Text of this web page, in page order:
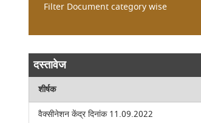
Filter Document category wise
दस्तावेज
शीर्षक
वैक्सीनेशन केंद्र दिनांक 11.09.2022